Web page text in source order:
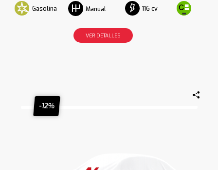
Gasolina Manual 116 cv
VER DETALLES
-12%